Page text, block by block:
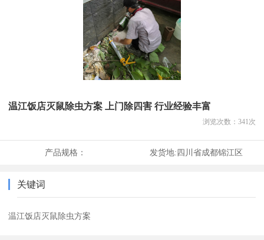
温江饭店灭鼠除虫方案 上门除四害 行业经验丰富
浏览次数： 341次
产品规格： 发货地:四川省成都锦江区
关键词
温江饭店灭鼠除虫方案